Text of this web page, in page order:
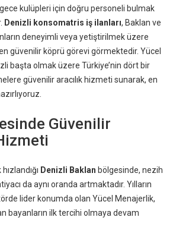
kulüpleri için doğru personeli bulmak
Denizli konsomatris iş ilanları, Baklan ve
deneyimli veya yetiştirilmek üzere
güvenilir köprü görevi görmektedir. Yücel
başta olmak üzere Türkiye’nin dört bir
güvenilir aracılık hizmeti sunarak, en
Güvenilir
Denizli Baklan bölgesinde, nezih
da aynı oranda artmaktadır. Yılların
lider konumda olan Yücel Menajerlik,
bayanların ilk tercihi olmaya devam